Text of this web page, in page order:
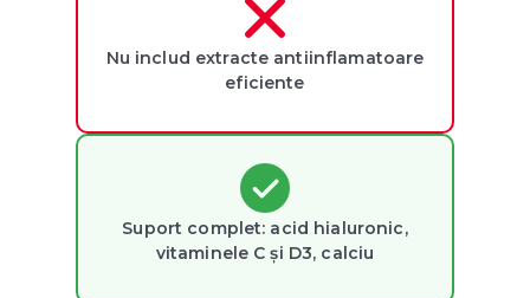
Nu includ extracte antiinflamatoare
eficiente
Suport complet: acid hialuronic,
vitaminele C și D3, calciu